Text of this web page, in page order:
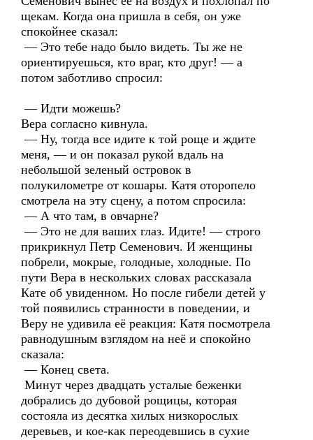
щекам. Когда она пришла в себя, он уже
спокойнее сказал:
— Это тебе надо было видеть. Ты же не
ориентируешься, кто враг, кто друг! — а
потом заботливо спросил:
— Идти можешь?
Вера согласно кивнула.
— Ну, тогда все идите к той роще и ждите
меня, — и он показал рукой вдаль на
небольшой зеленый островок в
полукилометре от кошары. Катя оторопело
смотрела на эту сцену, а потом спросила:
— А что там, в овчарне?
— Это не для ваших глаз. Идите! — строго
прикрикнул Петр Семенович. И женщины
побрели, мокрые, голодные, холодные. По
пути Вера в нескольких словах рассказала
Кате об увиденном. Но после гибели детей у
той появились странности в поведении, и
Веру не удивила её реакция: Катя посмотрела
равнодушным взглядом на неё и спокойно
сказала:
— Конец света.
Минут через двадцать усталые беженки
добрались до дубовой рощицы, которая
состояла из десятка хилых низкорослых
деревьев, и кое-как переодевшись в сухие